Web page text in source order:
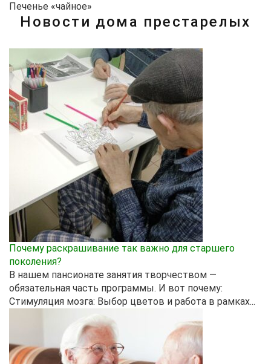
Печенье «чайное»
Новости дома престарелых
Почему раскрашивание так важно для старшего
поколения?
В нашем пансионате занятия творчеством —
обязательная часть программы. И вот почему:
Стимуляция мозга: Выбор цветов и работа в рамках...